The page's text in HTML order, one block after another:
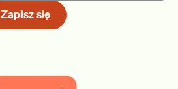
Zapisz się